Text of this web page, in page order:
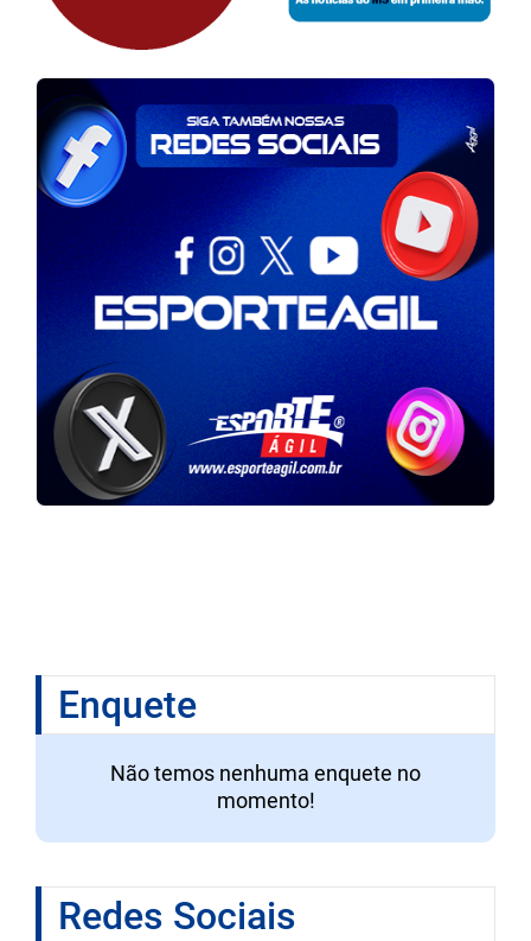
Enquete
Não temos nenhuma enquete no
momento!
Redes Sociais